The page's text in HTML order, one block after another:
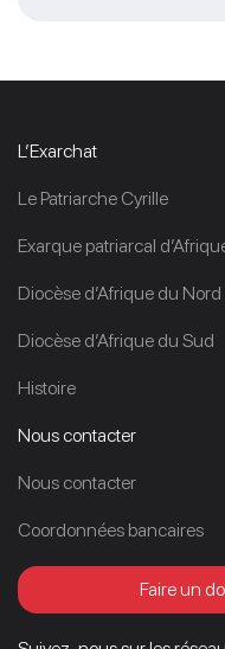
L’Exarchat
Le Patriarche Cyrille
Exarque patriarcal
Diocèse d’Afrique du Nord
Diocèse d’Afrique du Sud
Histoire
Nous contacter
Nous contacter
Coordonnées bancaires
Faire un